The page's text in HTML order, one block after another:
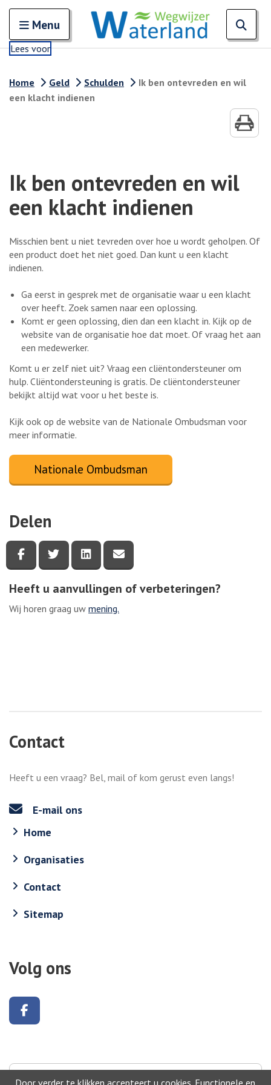
Door verder te klikken accepteert u cookies. Functionele en
Open en sluit het
Menu
Lees voor
Home Geld Schulden
Ik ben ontevreden en wil
een klacht indienen
Ik ben ontevreden en wil
een klacht indienen
Misschien bent u niet tevreden over hoe u wordt geholpen. Of
een product doet het niet goed. Dan kunt u een klacht
indienen.
Ga eerst in gesprek met de organisatie waar u een klacht
over heeft. Zoek samen naar een oplossing.
Komt er geen oplossing, dien dan een klacht in. Kijk op de
website van de organisatie hoe dat moet. Of vraag het aan
een medewerker.
Komt u er zelf niet uit? Vraag een cliëntondersteuner om
hulp. Cliëntondersteuning is gratis. De cliëntondersteuner
bekijkt altijd wat voor u het beste is.
Kijk ook op de website van de Nationale Ombudsman voor
meer informatie.
Nationale Ombudsman
Delen
Deel deze pagina via Facebook
Deel deze pagina via Twitter
Deel deze pagina via LinkedIn
Heeft u aanvullingen of verbeteringen?
Wij horen graag uw mening.
Contact
Heeft u een vraag? Bel, mail of kom gerust even langs!
E-mail ons
Home
Organisaties
Contact
Sitemap
Volg ons
Naar boven